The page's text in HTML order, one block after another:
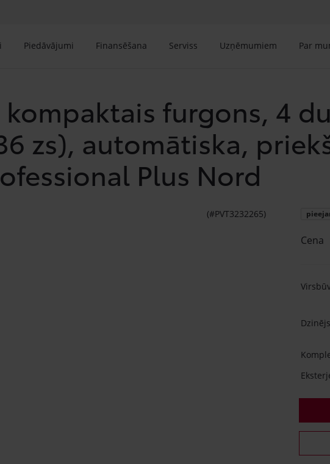
Piedāvājumi Finansēšana Serviss Uzņēmumiem Par
kompaktais furgons, 4
zs), automātiska,
Plus Nord
(#PVT3232265)
Cena
Dzinējs